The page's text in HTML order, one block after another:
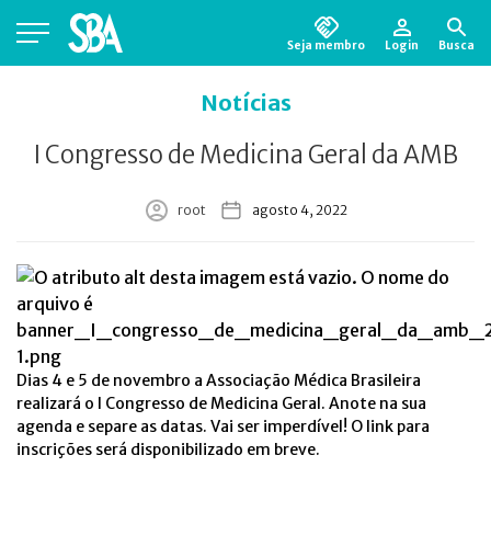
Seja membro Login Busca
Notícias
I Congresso de Medicina Geral da AMB
root agosto 4, 2022
Dias 4 e 5 de novembro a Associação Médica Brasileira
realizará o I Congresso de Medicina Geral. Anote na sua
agenda e separe as datas. Vai ser imperdível! O link para
inscrições será disponibilizado em breve.